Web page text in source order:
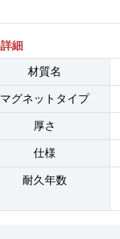
細
材質名
マグネットタイプ
厚さ
仕様
耐久年数